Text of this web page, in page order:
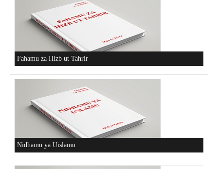
Fahamu za Hizb ut Tahrir
Nidhamu ya Uislamu